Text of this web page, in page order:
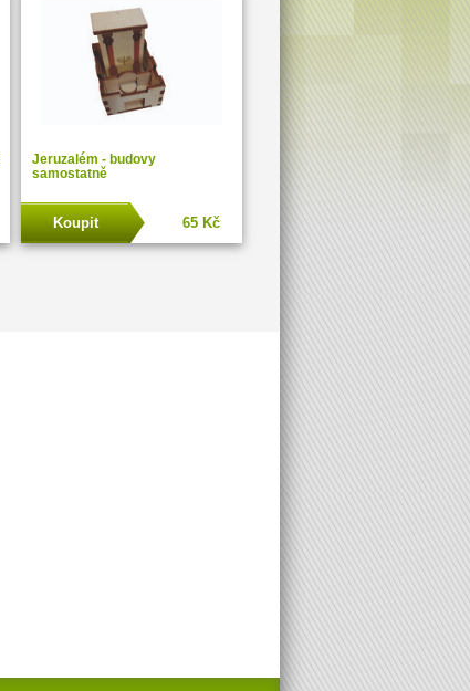
Jeruzalém - budovy
samostatně
65 Kč
Koupit